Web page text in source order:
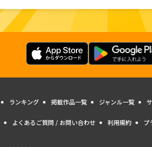
ランキング 掲載作品一覧 ジャンル一覧
よくあるご質問 / お問い合わせ 利用規約 プ